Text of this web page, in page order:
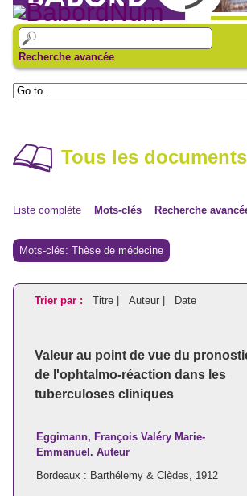
Recherche avancée
Tous les
Liste complète Mots-clés Recherche
Mots-clés: Thèse de médecine
Trier par : Titre | Auteur | Date
Valeur au point de vue du
de l'ophtalmo-réaction dans les
tuberculoses cliniques
Eggimann, François Valéry Marie-
Emmanuel. Auteur
Bordeaux : Barthélemy & Clèdes, 1912